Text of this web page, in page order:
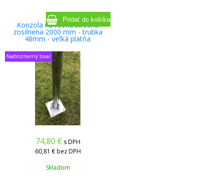
Konzola na rovnu strechu
zosilnena 2000 mm - trubka
48mm - veľká platňa
Nadrozmerný tovar
74,80 € s DPH
60,81 € bez DPH
Skladom